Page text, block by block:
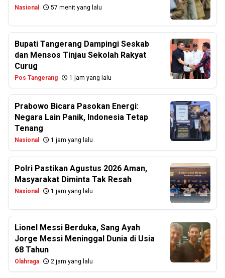
Nasional 57 menit yang lalu
Bupati Tangerang Dampingi Seskab
dan Mensos Tinjau Sekolah Rakyat
Curug
Pos Tangerang 1 jam yang lalu
Prabowo Bicara Pasokan Energi:
Negara Lain Panik, Indonesia Tetap
Tenang
Nasional 1 jam yang lalu
Polri Pastikan Agustus 2026 Aman,
Masyarakat Diminta Tak Resah
Nasional 1 jam yang lalu
Lionel Messi Berduka, Sang Ayah
Jorge Messi Meninggal Dunia di Usia
68 Tahun
Olahraga 2 jam yang lalu